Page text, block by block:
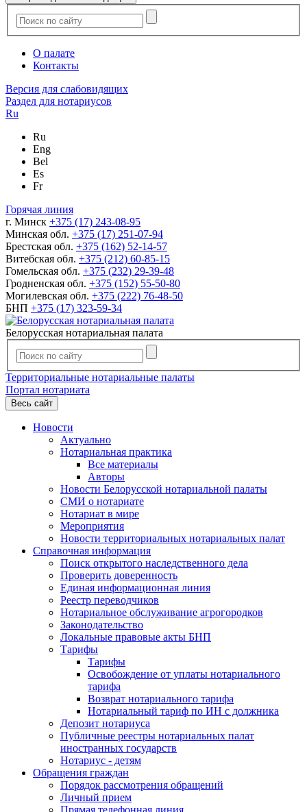
О палате
Контакты
Версия для слабовидящих
Раздел для нотариусов
Ru
Ru
Eng
Bel
Es
Fr
Горячая линия
г. Минск +375 (17) 243-08-95
Минская обл. +375 (17) 251-07-94
Брестская обл. +375 (162) 52-14-57
Витебская обл. +375 (212) 60-85-15
Гомельская обл. +375 (232) 29-39-48
Гродненская обл. +375 (152) 55-50-80
Могилевская обл. +375 (222) 76-48-50
БНП +375 (17) 323-59-34
Белорусская нотариальная палата
Территориальные нотариальные палаты
Портал нотариата
Весь сайт
Новости
Актуально
Нотариальная практика
Все материалы
Авторы
Новости Белорусской нотариальной палаты
СМИ о нотариате
Нотариат в мире
Мероприятия
Новости территориальных нотариальных палат
Справочная информация
Поиск открытого наследственного дела
Проверить доверенность
Единая информационная линия
Реестр переводчиков
Нотариальное обслуживание агрогородков
Законодательство
Локальные правовые акты БНП
Тарифы
Тарифы
Освобождение от уплаты нотариального
тарифа
Возврат нотариального тарифа
Нотариальный тариф по ИН с должника
Депозит нотариуса
Публичные реестры нотариальных палат
иностранных государств
Нотариус - детям
Обращения граждан
Порядок рассмотрения обращений
Личный прием
Прямая телефонная линия